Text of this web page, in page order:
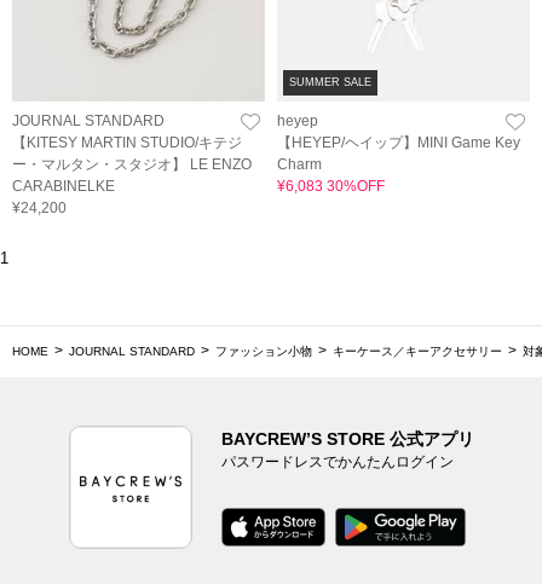
JOURNAL STANDARD
【KITESY MARTIN STUDIO/キテジ
ー・マルタン・スタジオ】 LE ENZO
CARABINELKE
¥24,200
SUMMER SALE
heyep
【HEYEP/ヘイップ】MINI Game Key
Charm
¥6,083 30%OFF
1
HOME JOURNAL STANDARD ファッション小物 キーケース／キーアクセサリー 対
BAYCREW’S STORE 公式アプリ
パスワードレスでかんたんログイン